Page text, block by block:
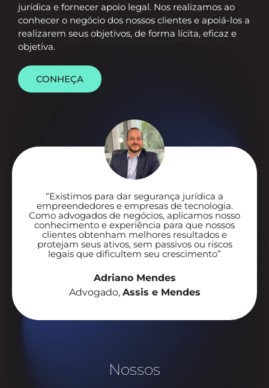
jurídica e fornecer apoio legal. Nos realizamos ao
conhecer o negócio dos nossos clientes e apoiá-los a
realizarem seus objetivos, de forma lícita, eficaz e
objetiva.
CONHEÇA
“Existimos para dar segurança jurídica a
empreendedores e empresas de tecnologia.
Como advogados de negócios, aplicamos nosso
conhecimento e experiência para que nossos
clientes obtenham melhores resultados e
protejam seus ativos, sem passivos ou riscos
legais que dificultem seu crescimento”
Adriano Mendes
Advogado, Assis e Mendes
Nossos